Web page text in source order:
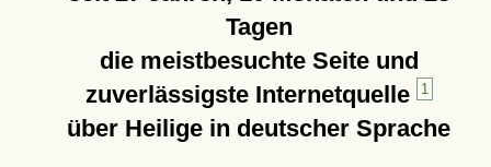
Tagen
die meistbesuchte Seite und
zuverlässigste Internetquelle
1
über Heilige in deutscher Sprache